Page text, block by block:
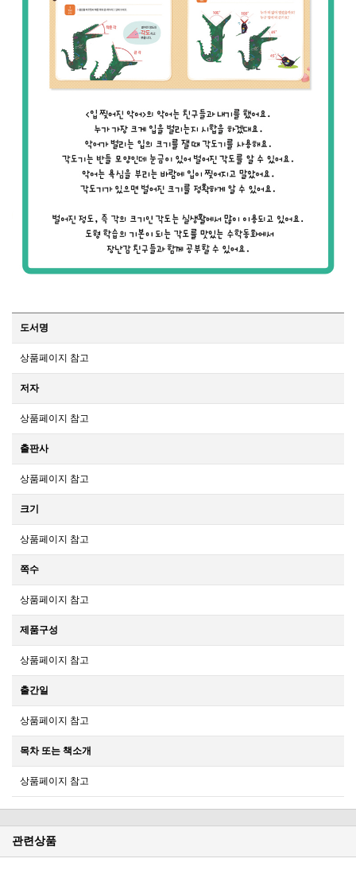
도서명
상품페이지 참고
저자
상품페이지 참고
출판사
상품페이지 참고
크기
상품페이지 참고
쪽수
상품페이지 참고
제품구성
상품페이지 참고
출간일
상품페이지 참고
목차 또는 책소개
상품페이지 참고
관련상품